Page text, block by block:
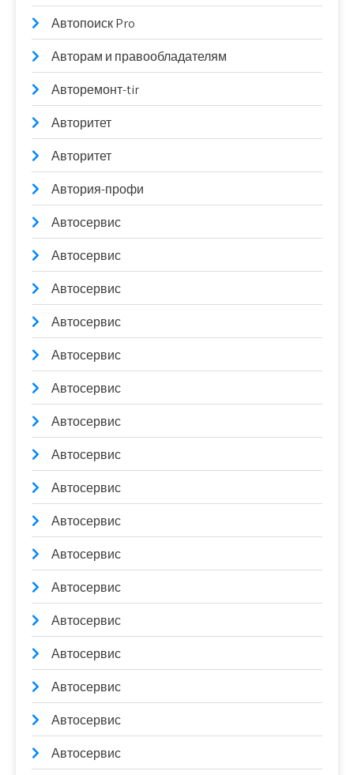
Автопоиск Pro
Авторам и правообладателям
Авторемонт-tir
Авторитет
Авторитет
Автория-профи
Автосервис
Автосервис
Автосервис
Автосервис
Автосервис
Автосервис
Автосервис
Автосервис
Автосервис
Автосервис
Автосервис
Автосервис
Автосервис
Автосервис
Автосервис
Автосервис
Автосервис